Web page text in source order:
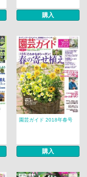
購入
園芸ガイド 2018年春号
購入